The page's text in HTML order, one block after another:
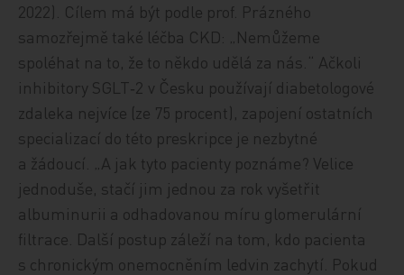
2022). Cílem má být podle prof. Prázného
samozřejmě také léčba CKD: „Nemůžeme
spoléhat na to, že to někdo udělá za nás.“ Ačkoli
inhibitory SGLT‑2 v Česku používají diabetologové
zdaleka nejvíce (ze 75 procent), zapojení ostatních
specializací do této preskripce je nezbytné
a žádoucí. „A jak tyto pacienty poznáme? Velice
jednoduše, stačí jim jednou za rok vyšetřit
albuminurii a odhadovanou míru glomerulární
filtrace. Další postup záleží na tom, kdo pacienta
s chronickým onemocněním ledvin zachytí. Pokud